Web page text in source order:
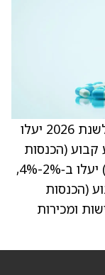
. החברה צופה כי ההכנסות המדווחות לשנת 2026 יעלו
קבוע (הכנסות
בניכוי השפעות שינויי שערי מטבע חוץ) יעלו ב‑2%-4%,
(הכנסות
ומכירות